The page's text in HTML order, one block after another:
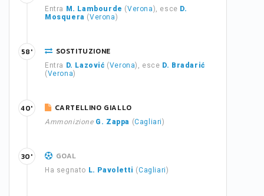
Entra M. Lambourde (Verona), esce D.
Mosquera (Verona)
SOSTITUZIONE
Entra D. Lazović (Verona), esce D. Bradarić
(Verona)
58'
CARTELLINO GIALLO
Ammonizione G. Zappa (Cagliari)
40'
GOAL
Ha segnato L. Pavoletti (Cagliari)
30'